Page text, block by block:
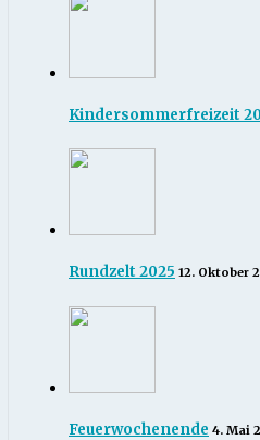
Kindersommerfreizeit
Rundzelt 2025 12. Oktober
Feuerwochenende 4. Mai